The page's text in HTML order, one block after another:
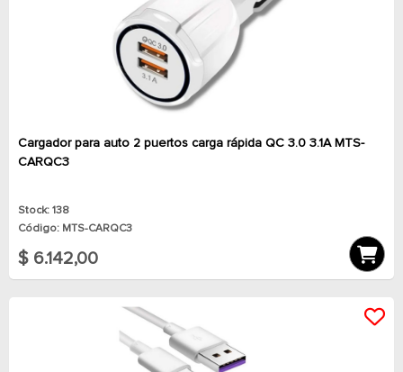
Cargador para auto 2 puertos carga rápida QC 3.0 3.1A MTS-
CARQC3
Stock: 138
Código: MTS-CARQC3
$ 6.142,00